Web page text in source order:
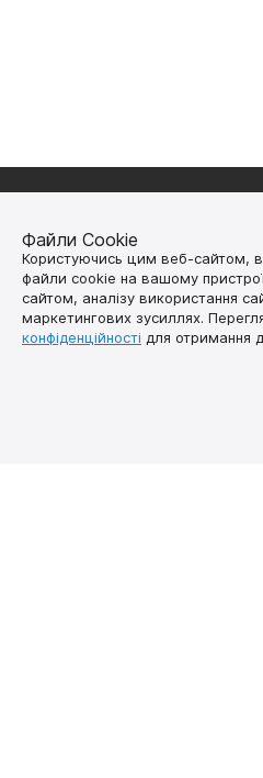
Долучайтесь у
Файли Cookie
Користуючись цим веб-сайтом,
файли cookie на вашому
сайтом, аналізу використання
маркетингових зусиллях.
конфіденційності для отримання